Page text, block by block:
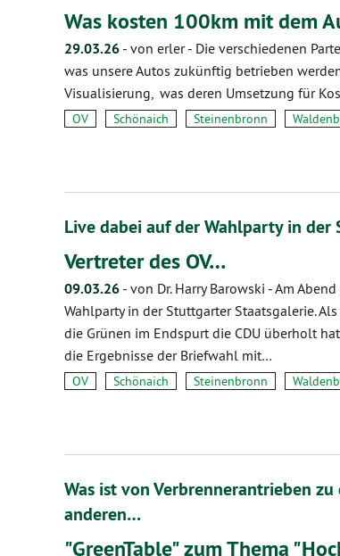
Was kosten 100km mit dem
29.03.26 - von erler- Die verschiedenen
was unsere Autos zukünftig betrieben
Visualisierung, was deren Umsetzung für
OV Schönaich Steinenbronn
Live dabei auf der Wahlparty in
Vertreter des OV…
09.03.26 - von Dr. Harry Barowski -Am
Wahlparty in der Stuttgarter Staatsgalerie.
die Grünen im Endspurt die CDU überholt
die Ergebnisse der Briefwahl mit…
OV Schönaich Steinenbronn
Was ist von Verbrennerantrieben
anderen…
"GreenTable" zum Thema